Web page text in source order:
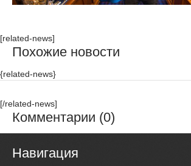
[related-news]
Похожие новости
{related-news}
[/related-news]
Комментарии (0)
Навигация